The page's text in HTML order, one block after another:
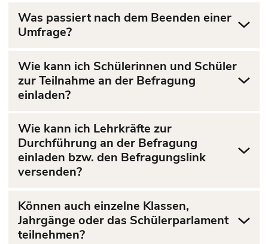
Was passiert nach dem Beenden einer
Umfrage?
Wie kann ich Schülerinnen und Schüler
zur Teilnahme an der Befragung
einladen?
Wie kann ich Lehrkräfte zur
Durchführung an der Befragung
einladen bzw. den Befragungslink
versenden?
Können auch einzelne Klassen,
Jahrgänge oder das Schülerparlament
teilnehmen?